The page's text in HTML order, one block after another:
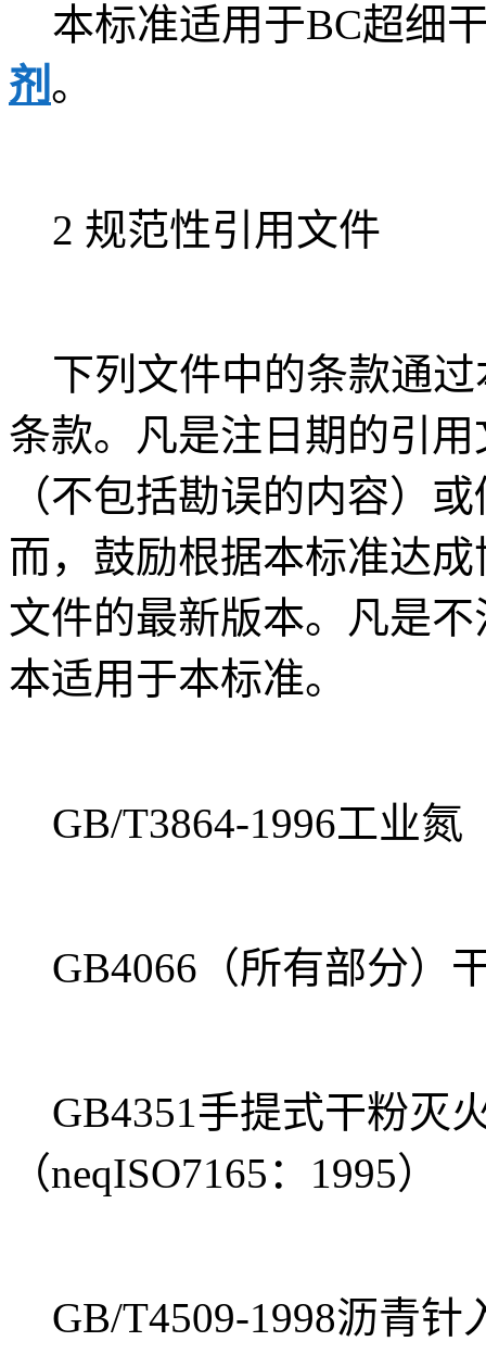
本标准适用于BC超细
剂 。
2 规范性引用文件
下列文件中的条款通过
条款。凡是注日期的引
（不包括勘误的内容）
而，鼓励根据本标准达
文件的最新版本。凡是
本适用于本标准。
GB/T3864-1996工业氮
GB4066（所有部分）
GB4351手提式干粉灭
（neqISO7165：1995）
GB/T4509-1998沥青针